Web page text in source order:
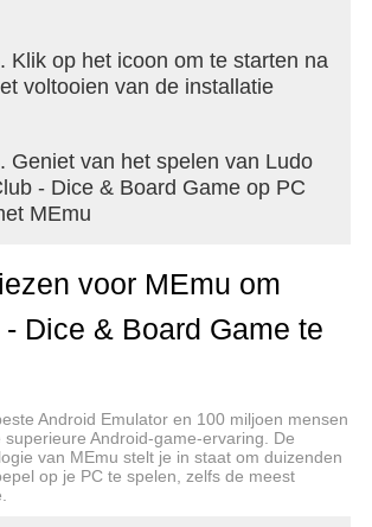
winnen met onze dagelijkse
Dice-functies om te blijven spelen!
non-stop plezier op je
Ludo Club en speel ieders
uit de kindertijd van de
India's favoriete spellen. Ludo
in luide, opvallende kleuren en
en dobbelsteenontwerpen voor het
Laten we de dobbelstenen
Klik op het icoon om te starten na
voltooien van de installatie
Geniet van het spelen van Ludo
- Dice & Board Game op PC
MEmu
voor MEmu om
Dice & Board Game te
Android Emulator en 100 miljoen mensen
Android-game-ervaring. De
van MEmu stelt je in staat om duizenden
op je PC te spelen, zelfs de meest